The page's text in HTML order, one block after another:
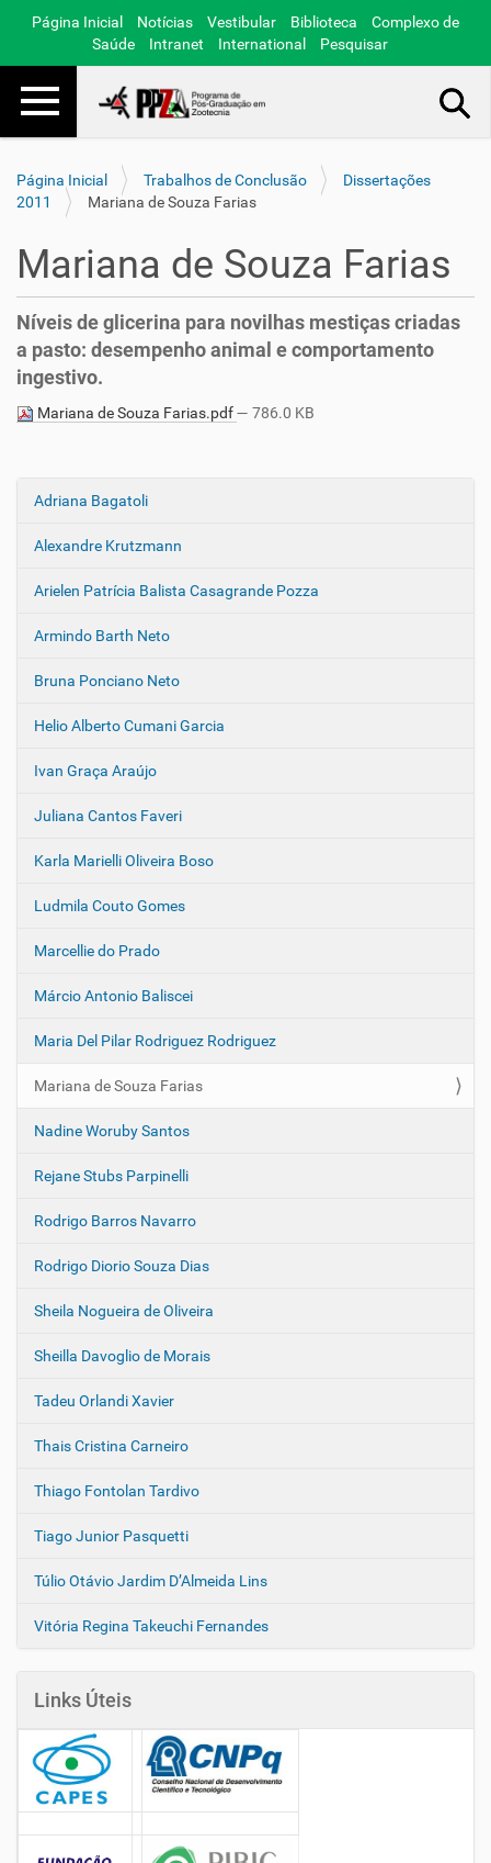
Página Inicial Notícias Vestibular Biblioteca
Complexo de
Saúde
Intranet International Pesquisar
Toggle navigation
Página Inicial
Trabalhos de Conclusão
Dissertações
2011
Mariana de Souza Farias
N
e
a
ç
o
Adriana Bagatoli
Alexandre Krutzmann
Arielen Patrícia Balista Casagrande Pozza
Armindo Barth Neto
Bruna Ponciano Neto
Helio Alberto Cumani Garcia
Ivan Graça Araújo
Juliana Cantos Faveri
Karla Marielli Oliveira Boso
Ludmila Couto Gomes
Marcellie do Prado
Márcio Antonio Baliscei
Maria Del Pilar Rodriguez Rodriguez
Mariana de Souza Farias
Nadine Woruby Santos
Rejane Stubs Parpinelli
Rodrigo Barros Navarro
Rodrigo Diorio Souza Dias
Sheila Nogueira de Oliveira
Sheilla Davoglio de Morais
Tadeu Orlandi Xavier
Thais Cristina Carneiro
Thiago Fontolan Tardivo
Tiago Junior Pasquetti
Túlio Otávio Jardim D’Almeida Lins
Vitória Regina Takeuchi Fernandes
Links Úteis
Mariana de Souza Farias
Níveis de glicerina para novilhas mestiças criadas
a pasto: desempenho animal e comportamento
ingestivo.
Mariana de Souza Farias.pdf— 786.0 KB